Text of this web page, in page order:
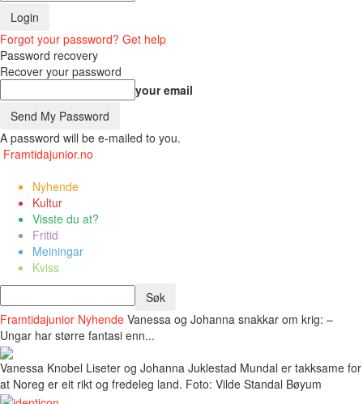
Forgot your password? Get help
Password recovery
Recover your password
your email
A password will be e-mailed to you.
Framtidajunior.no
Nyhende
Kultur
Visste du at?
Fritid
Meiningar
Kviss
Framtidajunior Nyhende Vanessa og Johanna snakkar om krig: –
Ungar har større fantasi enn...
Vanessa Knobel Liseter og Johanna Juklestad Mundal er takksame for
at Noreg er eit rikt og fredeleg land. Foto: Vilde Standal Bøyum